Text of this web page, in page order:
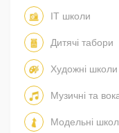
IT школи
Дитячі табори
Художні школи
Музичні та
Модельні